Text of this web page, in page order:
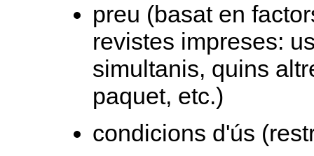
preu (basat en
revistes impreses:
simultanis, quins
paquet, etc.)
condicions d'ús